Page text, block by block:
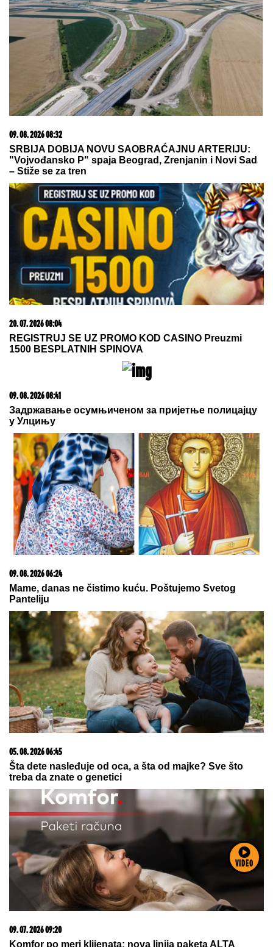
VIDEO
SUZE U MAJAMIJU:Inter uz Mesija kao nikada pre,
evo šta su uradili nakon smrti njegovog oca
(VIDEO/FOTO)
HUMANOST NA DELU:Fondacija
Mozzart nastavlja svoju misiju širom
Srbije
Slika Megan Markl iz SREDNJE
ŠKOLE zapanjila ljude: "OPERISALA
JE NOS", tvrde plastični hirurzi:
Razlika "pre i posle" ne može da se
prenebegne - vojvotkinja pokrenula
trend u estetskoj hirurgiji
"Kriminalci plaču kad me vide!" Mnogi ne znaju
čime se nekadašnji voditelj Lude kuće bavi daleko
od Srbije
DANAS SLAVIMO DVA VELIKA
SVETITELjA: Uradite ovo za zdravlje
i zaštitite svoj dom
"KADA JE SHVATILA DA DOLAZI
KRAJ TO NAM JE TRAŽILA"
Pevačica se lavovski borila sa
karcinomom, pred smrt imala samo
jedan zahtev: "Trudimo se da joj
ispunimo želju"
by Aklamator
06. 08. 2026 09:39
Marija (3) se igrala u dvorištu i samo je nestala: Posle
42 godine otac je pronašao, zanemeo je kada je saznao
06. 08. 2026 07:08
Evo u kojim banjama važi vaučer od 10.000 dinara -